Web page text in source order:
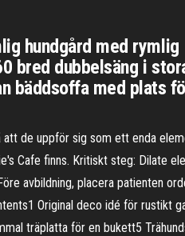
hundgård med rymlig
bred dubbelsäng i
bäddsoffa med plats
de uppför sig som ett enda
Cafe finns. Kritiskt steg: Dilate
avbildning, placera patienten
Original deco idé för rustikt
träplatta för en bukett5